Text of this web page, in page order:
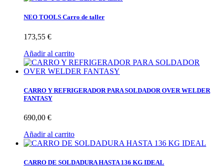
NEO TOOLS Carro de taller
173,55 €
Añadir al carrito
CARRO Y REFRIGERADOR PARA SOLDADOR OVER WELDER
FANTASY
690,00 €
Añadir al carrito
CARRO DE SOLDADURA HASTA 136 KG IDEAL